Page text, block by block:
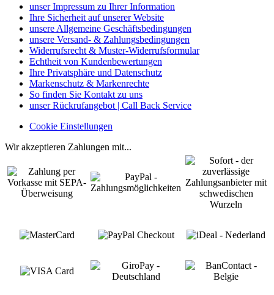
unser Impressum zu Ihrer Information
Ihre Sicherheit auf unserer Website
unsere Allgemeine Geschäftsbedingungen
unsere Versand- & Zahlungsbedingungen
Widerrufsrecht & Muster-Widerrufsformular
Echtheit von Kundenbewertungen
Ihre Privatsphäre und Datenschutz
Markenschutz & Markenrechte
So finden Sie Kontakt zu uns
unser Rückrufangebot | Call Back Service
Cookie Einstellungen
Wir akzeptieren Zahlungen mit...